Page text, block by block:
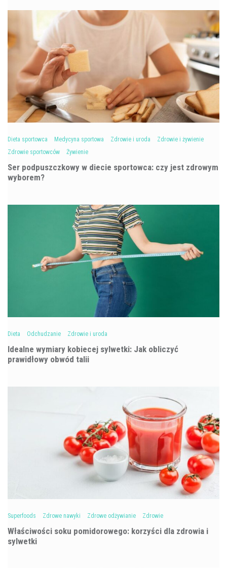
Dieta sportowca Medycyna sportowa Zdrowie i uroda
Zdrowie i żywienie
Zdrowie sportowców
Żywienie
Ser podpuszczkowy w diecie sportowca: czy jest zdrowym
wyborem?
Dieta Odchudzanie Zdrowie i uroda
Idealne wymiary kobiecej sylwetki: Jak obliczyć
prawidłowy obwód talii
Superfoods Zdrowe nawyki Zdrowe odżywianie Zdrowie
Właściwości soku pomidorowego: korzyści dla zdrowia i
sylwetki